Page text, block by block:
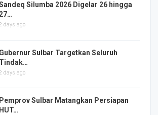
Silumba 2026 Digelar 26 hingga
27…
days ago
Gubernur Sulbar Targetkan Seluruh
Tindak…
days ago
Pemprov Sulbar Matangkan Persiapan
HUT…